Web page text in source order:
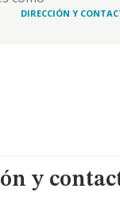
de todo
DIRECCIÓN Y
y